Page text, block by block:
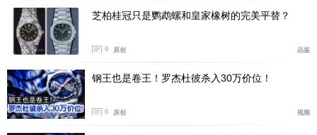
芝柏桂冠只是鹦鹉螺和皇家橡树的完美平替？
9 原创 品鉴
钢王也是卷王！罗杰杜彼杀入30万价位！
6 原创 视频